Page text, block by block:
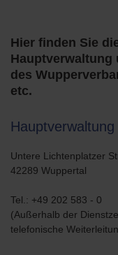
Hier finden Sie
Hauptverwaltung
des
etc.
Hauptverwaltung
Untere Lichtenplatzer
42289 Wuppertal
Tel.: +49 202 583 - 0
(Außerhalb der
telefonische